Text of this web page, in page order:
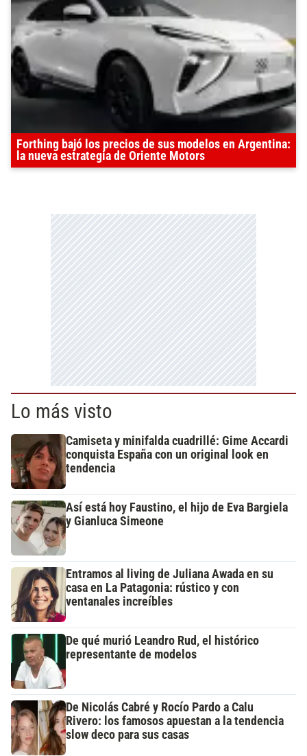
Forthing bajó los precios de sus modelos en Argentina:
la nueva estrategia de Oriente Motors
Lo más visto
Camiseta y minifalda cuadrillé: Gime Accardi
conquista España con un original look en
tendencia
Así está hoy Faustino, el hijo de Eva Bargiela
y Gianluca Simeone
Entramos al living de Juliana Awada en su
casa en La Patagonia: rústico y con
ventanales increíbles
De qué murió Leandro Rud, el histórico
representante de modelos
De Nicolás Cabré y Rocío Pardo a Calu
Rivero: los famosos apuestan a la tendencia
slow deco para sus casas